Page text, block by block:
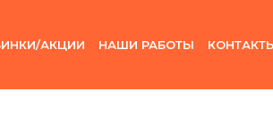
АКЦИИ НАШИ РАБОТЫ